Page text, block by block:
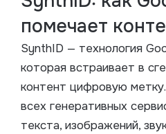
помечает
SynthID — технология
которая встраивает в
контент цифровую
всех генеративных
текста, изображений,